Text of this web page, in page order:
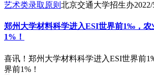
艺术类录取原则 北京交通大学招生办
郑州大学材料科学进入ESI世界前1‰，农
1%！
喜讯！郑州大学材料科学进入ESI世界前
界前1%！